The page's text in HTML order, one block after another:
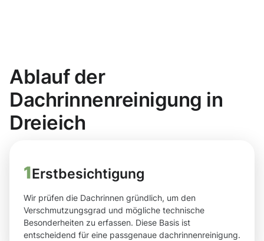
Ablauf der
Dachrinnenreinigung in
Dreieich
1Erstbesichtigung
Wir prüfen die Dachrinnen gründlich, um den
Verschmutzungsgrad und mögliche technische
Besonderheiten zu erfassen. Diese Basis ist
entscheidend für eine passgenaue dachrinnenreinigung.